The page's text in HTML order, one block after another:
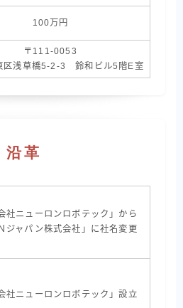
ボット)
100万円
〒111-0053
区浅草橋5-2-3 鈴和ビル5階E室
沿革
社ニューロンロボテック」から
ジャパン株式会社」に社名変更
社ニューロンロボテック」設立